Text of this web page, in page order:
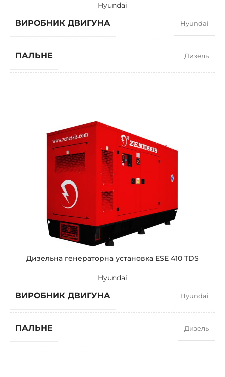
Hyundai
ВИРОБНИК ДВИГУНА Hyundai
ПАЛЬНЕ Дизель
СИЛА СТРУМУ
СТАНДАРТНА НАПРУГА
ПОТУЖНІСТЬ (КВА)
Дизельна генераторна установка ESE 410 TDS
Hyundai
ВИРОБНИК ДВИГУНА Hyundai
ПАЛЬНЕ Дизель